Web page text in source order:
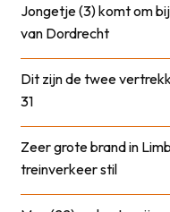
Jongetje (3) komt om
van Dordrecht
Dit zijn de twee
31
Zeer grote brand in
treinverkeer stil